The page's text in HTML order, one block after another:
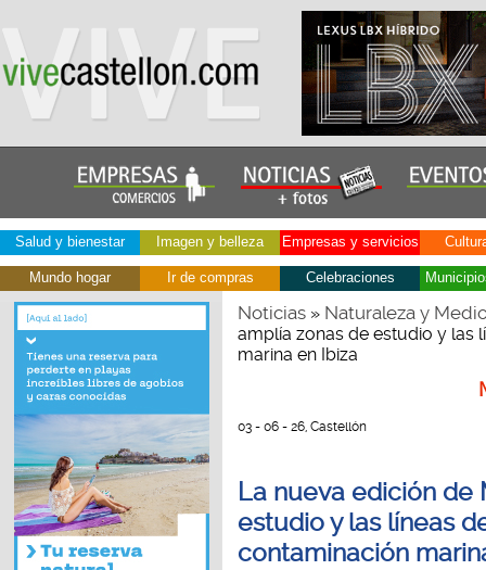
Salud y bienestar Imagen y belleza Empresas y servicios
Mundo hogar Ir de compras Celebraciones
Noticias» Naturaleza y
amplía zonas de estudio y las
marina en Ibiza
03 - 06 - 26, Castellón
La nueva edición de
estudio y las líneas
contaminación